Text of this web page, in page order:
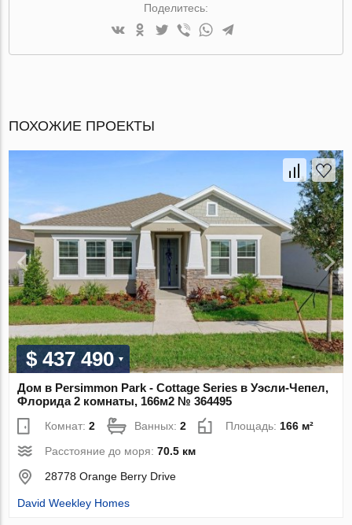
Поделитесь:
ПОХОЖИЕ ПРОЕКТЫ
$ 437 490
Дом в Persimmon Park - Cottage Series в Уэсли-Чепел,
Флорида 2 комнаты, 166м2 № 364495
Комнат:2 Ванных:2 Площадь:166 м²
Расстояние до моря:70.5 км
28778 Orange Berry Drive
David Weekley Homes